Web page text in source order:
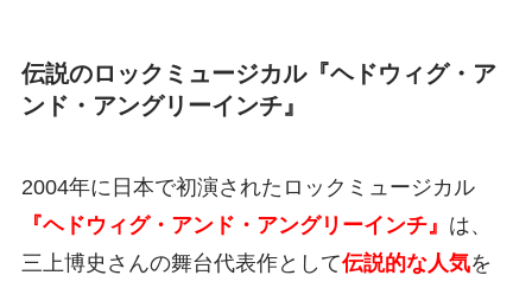
伝説のロックミュージカル『ヘドウィグ・ア
ンド・アングリーインチ』
2004年に日本で初演されたロックミュージカル
『ヘドウィグ・アンド・アングリーインチ』 は、
三上博史さんの舞台代表作として伝説的な人気を